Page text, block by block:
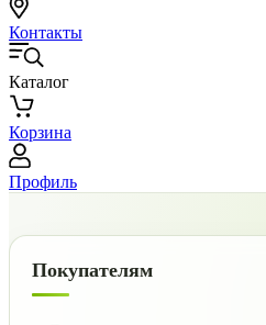
Контакты
Каталог
Корзина
Профиль
Покупателям